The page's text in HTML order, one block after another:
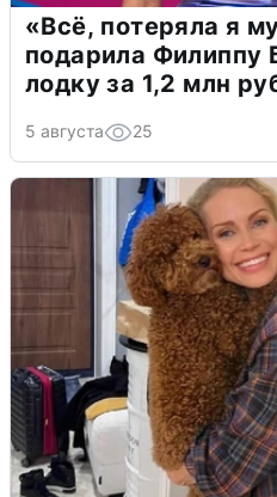
«Всё, потеряла я
подарила Филиппу
лодку за 1,2 млн
5 августа 25